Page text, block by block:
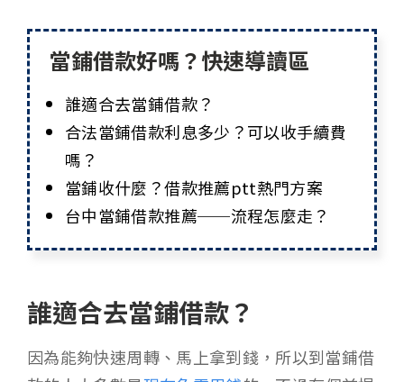
當鋪借款好嗎？快速導讀區
誰適合去當鋪借款？
合法當鋪借款利息多少？可以收手續費
嗎？
當鋪收什麼？借款推薦ptt熱門方案
台中當鋪借款推薦──流程怎麼走？
誰適合去當鋪借款？
因為能夠快速周轉、馬上拿到錢，所以到當鋪借